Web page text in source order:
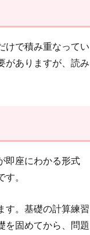
けで積み重なってい
がありますが、読み
即座にわかる形式
。
す。基礎の計算練習
を固めてから、問題